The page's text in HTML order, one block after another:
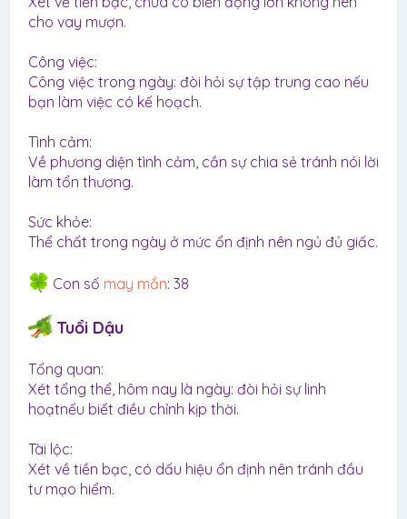
cho vay mượn.
Công việc:
Công việc trong ngày: đòi hỏi sự tập trung cao nếu
bạn làm việc có kế hoạch.
Tình cảm:
Về phương diện tình cảm, cần sự chia sẻ tránh nói lời
làm tổn thương.
Sức khỏe:
Thể chất trong ngày ở mức ổn định nên ngủ đủ giấc.
Con số may mắn: 38
Tuổi Dậu
Tổng quan:
Xét tổng thể, hôm nay là ngày: đòi hỏi sự linh
hoạtnếu biết điều chỉnh kịp thời.
Tài lộc:
Xét về tiền bạc, có dấu hiệu ổn định nên tránh đầu
tư mạo hiểm.